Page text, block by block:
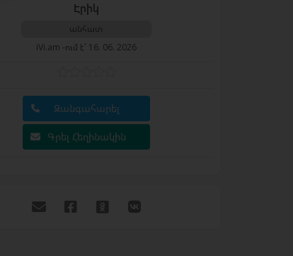
Էրիկ
անհատ
iVi.am -ում է՝ 16. 06. 2026
Զանգահարել
Գրել Հեղինակին